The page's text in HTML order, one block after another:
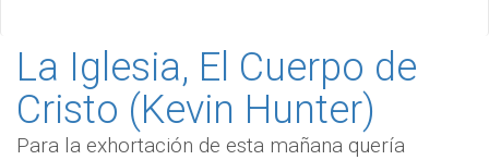
La Iglesia, El Cuerpo de
Cristo (Kevin Hunter)
Para la exhortación de esta mañana quería